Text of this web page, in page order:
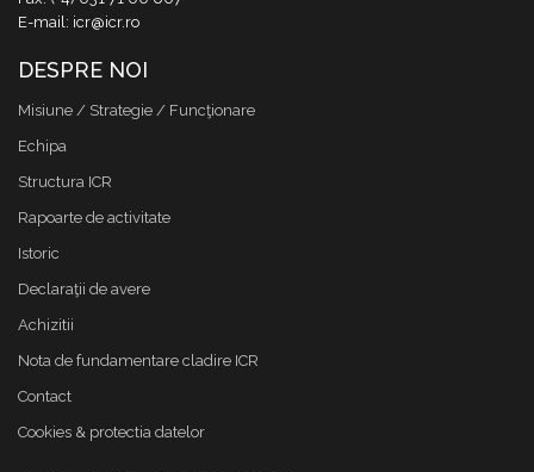
E-mail: icr@icr.ro
DESPRE NOI
Misiune / Strategie / Funcţionare
Echipa
Structura ICR
Rapoarte de activitate
Istoric
Declaraţii de avere
Achizitii
Nota de fundamentare cladire ICR
Contact
Cookies & protectia datelor